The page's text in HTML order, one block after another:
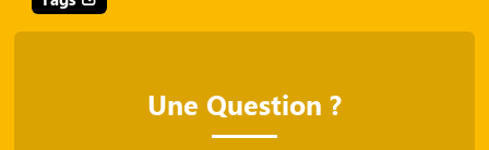
Une Question ?